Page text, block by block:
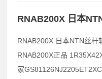
RNAB200X 日本
RNAB200X 日本NTN丝杆
RNAB200X正品
家